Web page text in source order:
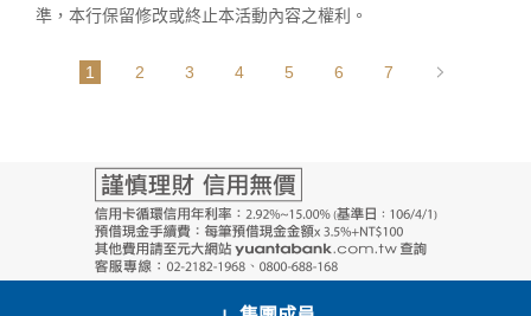
準，本行保留修改或終止本活動內容之權利。
1 2 3 4 5 6 7